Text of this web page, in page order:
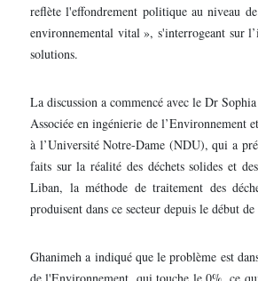
reflète l'effondrement politique au niveau
environnemental vital », s'interrogeant sur
solutions.
La discussion a commencé avec le Dr
Associée en ingénierie de l’Environnement
à l’Université Notre-Dame (NDU), qui a
faits sur la réalité des déchets solides et
Liban, la méthode de traitement des
produisent dans ce secteur depuis le début
Ghanimeh a indiqué que le problème est